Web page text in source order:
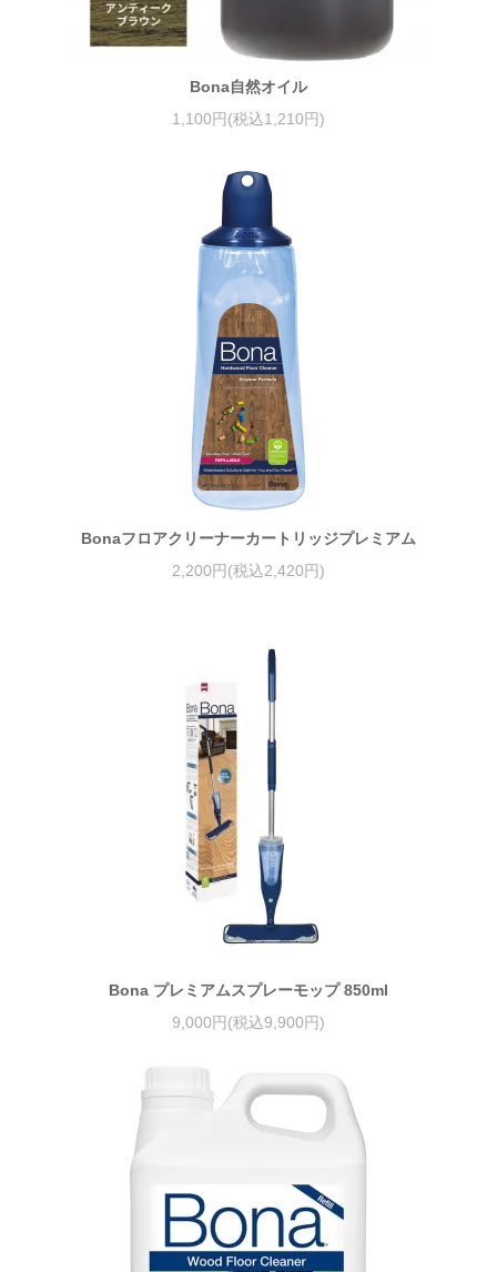
Bona自然オイル
1,100円(税込1,210円)
Bonaフロアクリーナーカートリッジプレミアム
2,200円(税込2,420円)
Bona プレミアムスプレーモップ 850ml
9,000円(税込9,900円)